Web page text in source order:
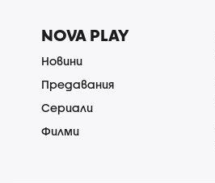
NOVA PLAY
Новини
Предавания
Сериали
Филми